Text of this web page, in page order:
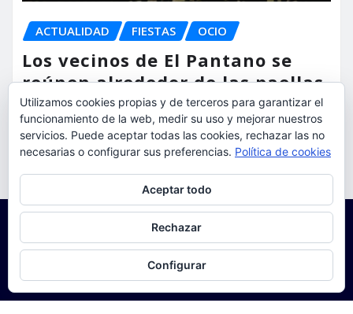
ACTUALIDAD FIESTAS OCIO
Los vecinos de El Pantano se
reúnen alrededor de las paellas
para celebrar sus fiestas
torrent al dia Ago 9, 2026
Utilizamos cookies propias y de terceros para garantizar el
funcionamiento de la web, medir su uso y mejorar nuestros
servicios. Puede aceptar todas las cookies, rechazar las no
necesarias o configurar sus preferencias. Política de cookies
Aceptar todo
Rechazar
Configurar
Para obtener más información, incluido cómo gestionar las cookies,